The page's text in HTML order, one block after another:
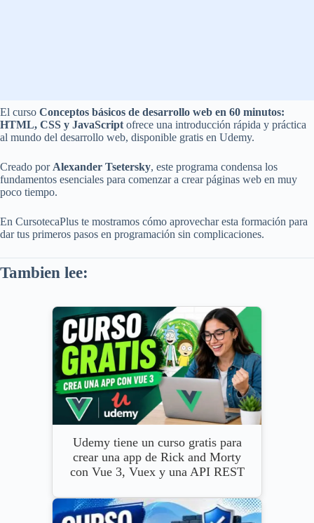
El curso Conceptos básicos de desarrollo web en 60 minutos:
HTML, CSS y JavaScript ofrece una introducción rápida y práctica
al mundo del desarrollo web, disponible gratis en Udemy.
Creado por Alexander Tsetersky, este programa condensa los
fundamentos esenciales para comenzar a crear páginas web en muy
poco tiempo.
En CursotecaPlus te mostramos cómo aprovechar esta formación para
dar tus primeros pasos en programación sin complicaciones.
Tambien lee:
Udemy tiene un curso gratis para
crear una app de Rick and Morty
con Vue 3, Vuex y una API REST